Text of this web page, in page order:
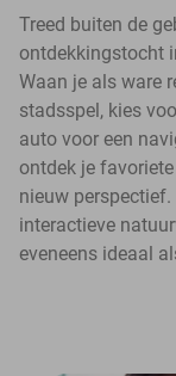
Treed buiten de
ontdekkingstocht
Waan je als ware
stadsspel, kies
auto voor een
ontdek je
nieuw
interactieve
eveneens ideaal